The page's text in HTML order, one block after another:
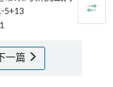
5+13
下一篇